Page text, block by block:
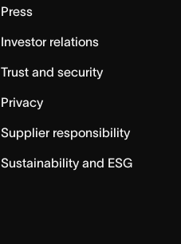
Press
Investor relations
Trust and security
Privacy
Supplier responsibility
Sustainability and ESG